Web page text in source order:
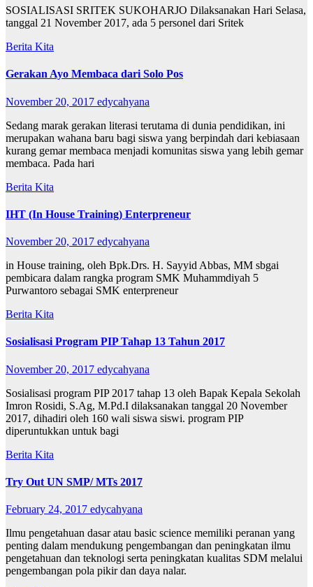
SOSIALISASI SRITEK SUKOHARJO Dilaksanakan Hari Selasa,
tanggal 21 November 2017, ada 5 personel dari Sritek
Berita Kita
Gerakan Ayo Membaca dari Solo Pos
November 20, 2017 edycahyana
Sedang marak gerakan literasi terutama di dunia pendidikan, ini
merupakan wahana baru bagi siswa yang berpindah dari kebiasaan
kurang gemar membaca menjadi komunitas siswa yang lebih gemar
membaca. Pada hari
Berita Kita
IHT (In House Training) Enterpreneur
November 20, 2017 edycahyana
in House training, oleh Bpk.Drs. H. Sayyid Abbas, MM sbgai
pembicara dalam rangka program SMK Muhammdiyah 5
Purwantoro sebagai SMK enterpreneur
Berita Kita
Sosialisasi Program PIP Tahap 13 Tahun 2017
November 20, 2017 edycahyana
Sosialisasi program PIP 2017 tahap 13 oleh Bapak Kepala Sekolah
Imron Rosidi, S.Ag, M.Pd.I dilaksanakan tanggal 20 November
2017, dihadiri oleh 160 wali siswa siswi. program PIP
diperuntukkan untuk bagi
Berita Kita
Try Out UN SMP/ MTs 2017
February 24, 2017 edycahyana
Ilmu pengetahuan dasar atau basic science memiliki peranan yang
penting dalam mendukung pengembangan dan peningkatan ilmu
pengetahuan dan teknologi serta peningkatan kualitas SDM melalui
pengembangan pola pikir dan daya nalar.